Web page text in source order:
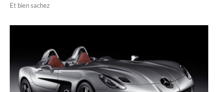
Et bien sachez